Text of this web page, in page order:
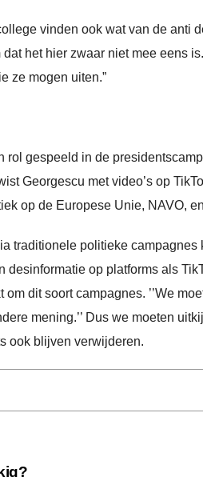
vinden ook wat van de anti
het hier zwaar niet mee eens
ze mogen uiten.”
rol gespeeld in de
Georgescu met video’s op
op de Europese Unie, NAVO,
traditionele politieke
desinformatie op platforms als
dit soort campagnes. ’’We
mening.’’ Dus we moeten
ook blijven verwijderen.